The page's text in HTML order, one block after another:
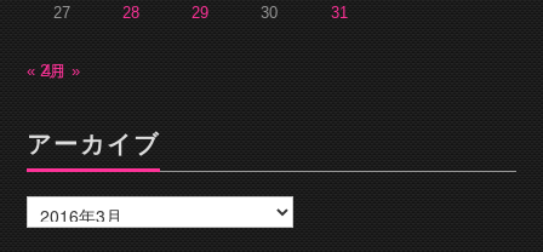
27 28 29 30 31
« 2月4月 »
アーカイブ
ー
カ